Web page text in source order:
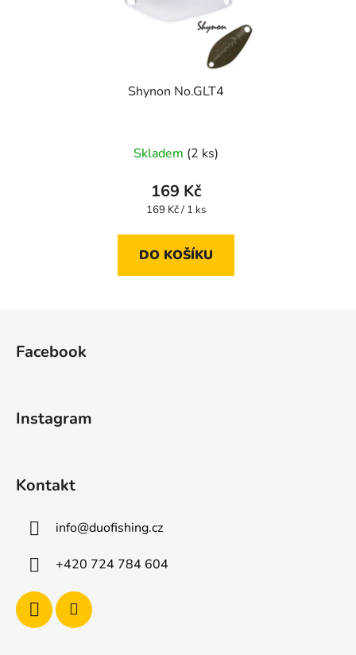
Shynon No.GLT4
Skladem (2 ks)
169 Kč
Měrná
169 Kč / 1 ks
DO KOŠÍKU
Facebook
Instagram
Kontakt
info@duofishing.cz
+420 724 784 604